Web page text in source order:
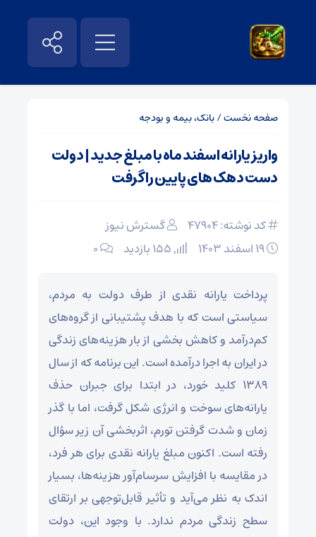
صفحه نخست/بانک، بیمه و بودجه
واریز یارانه اسفند ماه با مبلغ جدید | دولت
دست دهک‌ های پایین را گرفت
کد نوشته: 47904
گسترش نیوز
۰
پرداخت یارانه نقدی از طرف دولت به مردم،
سیاستی است که با هدف پشتیبانی از گروه‌های
کم‌درآمد و کاهش بخشی از بار هزینه‌های زندگی
در ایران به اجرا درآمده است. این برنامه که از سال
۱۳۸۹ کلید خورد، در ابتدا برای جبران حذف
یارانه‌های سوخت و انرژی شکل گرفت، اما با گذر
زمان و شدت گرفتن تورم، اثربخشی آن زیر سؤال
رفته است. اکنون مبلغ یارانه نقدی برای هر فرد،
در مقایسه با افزایش سرسام‌آور هزینه‌ها، بسیار
اندک به نظر می‌آید و تأثیر قابل‌توجهی بر ارتقای
سطح زندگی مردم ندارد. با وجود این، دولت